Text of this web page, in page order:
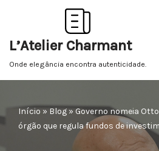
para
o
L’Atelier Charmant
Onde elegância encontra autenticidade.
Início » Blog»Governo nomeia
órgão que regula fundos de